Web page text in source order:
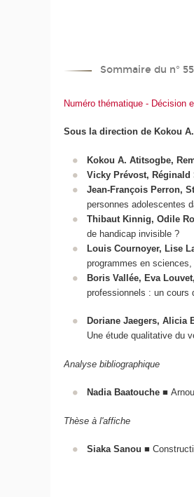
Sommaire du n°
Numéro thématique - Décision
Sous la direction de Kokou
Kokou A. Atitsogbe,
Vicky Prévost, Réginald
Jean-François Perron,
personnes adolescentes
Thibaut Kinnig, Odile
de handicap invisible ?
Louis Cournoyer, Lise
programmes en
Boris Vallée, Eva
professionnels : un cours
Doriane Jaegers, Alicia
Une étude qualitative du
Analyse bibliographique
Nadia Baatouche ■
Thèse à l'affiche
Siaka Sanou ■